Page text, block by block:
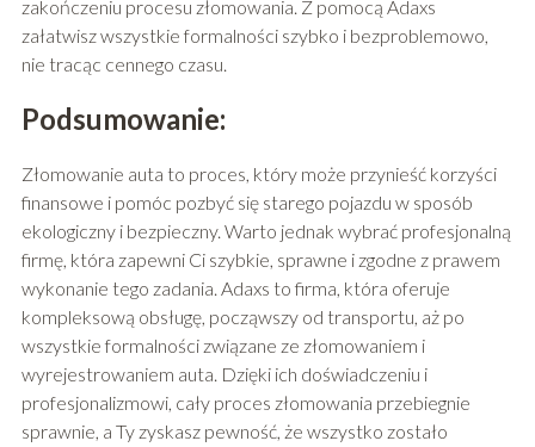
zakończeniu procesu złomowania. Z pomocą Adaxs
załatwisz wszystkie formalności szybko i bezproblemowo,
nie tracąc cennego czasu.
Podsumowanie:
Złomowanie auta to proces, który może przynieść korzyści
finansowe i pomóc pozbyć się starego pojazdu w sposób
ekologiczny i bezpieczny. Warto jednak wybrać profesjonalną
firmę, która zapewni Ci szybkie, sprawne i zgodne z prawem
wykonanie tego zadania. Adaxs to firma, która oferuje
kompleksową obsługę, począwszy od transportu, aż po
wszystkie formalności związane ze złomowaniem i
wyrejestrowaniem auta. Dzięki ich doświadczeniu i
profesjonalizmowi, cały proces złomowania przebiegnie
sprawnie, a Ty zyskasz pewność, że wszystko zostało